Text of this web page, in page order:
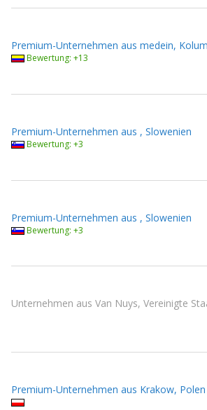
Premium-Unternehmen aus medein,
Bewertung: +13
Premium-Unternehmen aus , Slowenien
Bewertung: +3
Premium-Unternehmen aus , Slowenien
Bewertung: +3
Unternehmen aus Van Nuys, Vereinigte
Premium-Unternehmen aus Krakow, Polen